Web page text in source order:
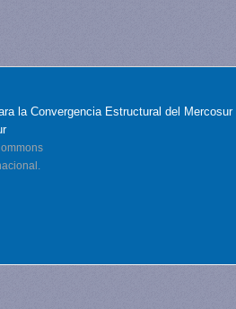
la Convergencia Estructural del Mercosur